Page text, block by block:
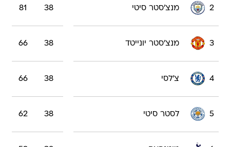
2 מנצ'סטר סיטי 38
81
3 מנצ'סטר יונייטד 38
66
4 צ'לסי 38
66
5 לסטר סיטי 38
62